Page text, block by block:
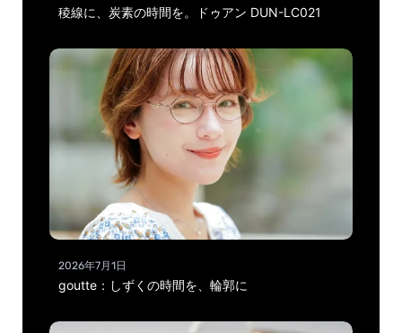
稜線に、炭素の時間を。ドゥアン DUN-LC021
2026年7月1日
goutte：しずくの時間を、輪郭に